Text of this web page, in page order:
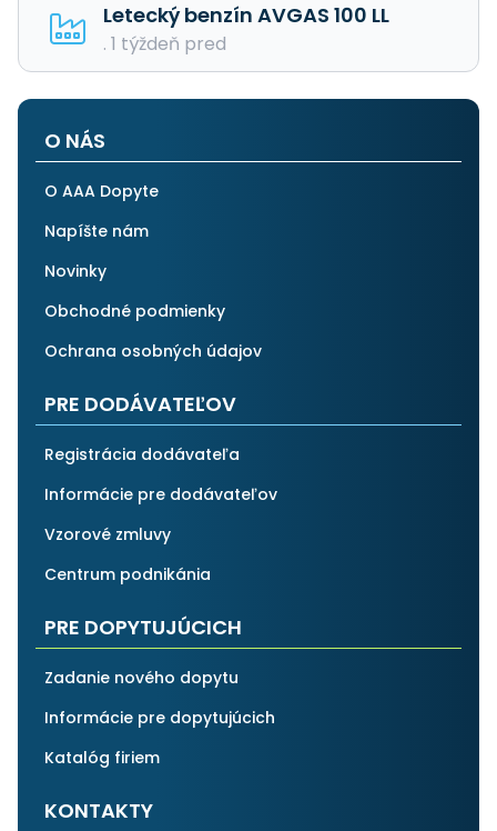
Letecký benzín AVGAS 100 LL
. 1 týždeň pred
O NÁS
O AAA Dopyte
Napíšte nám
Novinky
Obchodné podmienky
Ochrana osobných údajov
PRE DODÁVATEĽOV
Registrácia dodávateľa
Informácie pre dodávateľov
Vzorové zmluvy
Centrum podnikánia
PRE DOPYTUJÚCICH
Zadanie nového dopytu
Informácie pre dopytujúcich
Katalóg firiem
KONTAKTY